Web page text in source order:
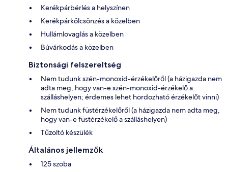
Kerékpárbérlés a helyszínen
Kerékpárkölcsönzés a közelben
Hullámlovaglás a közelben
Búvárkodás a közelben
Biztonsági felszereltség
Nem tudunk szén-monoxid-érzékelőről (a házigazda nem
adta meg, hogy van-e szén-monoxid-érzékelő a
szálláshelyen; érdemes lehet hordozható érzékelőt vinni)
Nem tudunk füstérzékelőről (a házigazda nem adta meg,
hogy van-e füstérzékelő a szálláshelyen)
Tűzoltó készülék
Általános jellemzők
125 szoba